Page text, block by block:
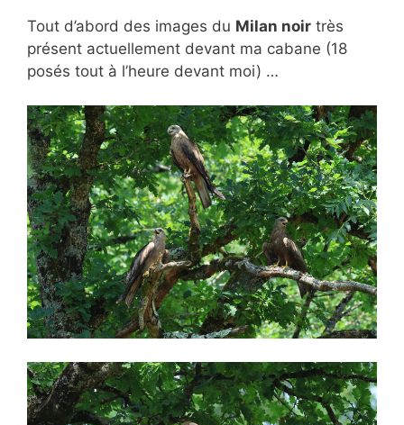
Tout d’abord des images du Milan noir très
présent actuellement devant ma cabane (18
posés tout à l’heure devant moi) …